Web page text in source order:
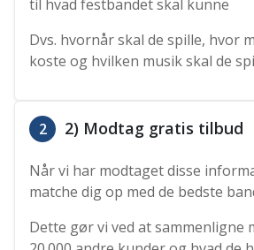
til hvad festbandet skal kunne
Dvs. hvornår skal de spille, hvor
koste og hvilken musik skal de
2 2) Modtag gratis tilbud
Når vi har modtaget disse
matche dig op med de bedste
Dette gør vi ved at sammenligne